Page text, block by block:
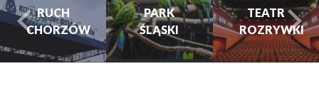
RUCH
CHORZÓW
PARK
ŚLĄSKI
TEATR
ROZRYWKI
turysta.Previous